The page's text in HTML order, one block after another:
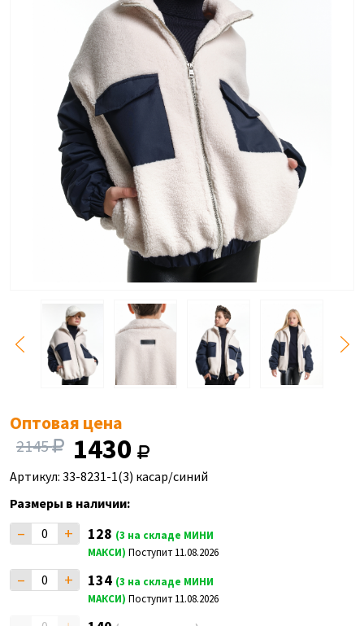
Оптовая цена
2145 1430
Артикул: 33-8231-1(3) касар/синий
Размеры в наличии:
– + 128 (3 на складе МИНИ
МАКСИ) Поступит 11.08.2026
– + 134 (3 на складе МИНИ
МАКСИ) Поступит 11.08.2026